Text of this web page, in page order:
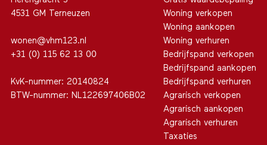
4531 GM Terneuzen
wonen@vhm123.nl
+31 (0) 115 62 13 00
KvK-nummer: 20140824
BTW-nummer: NL122697406B02
Woning verkopen
Woning aankopen
Woning verhuren
Bedrijfspand verkopen
Bedrijfspand aankopen
Bedrijfspand verhuren
Agrarisch verkopen
Agrarisch aankopen
Agrarisch verhuren
Taxaties